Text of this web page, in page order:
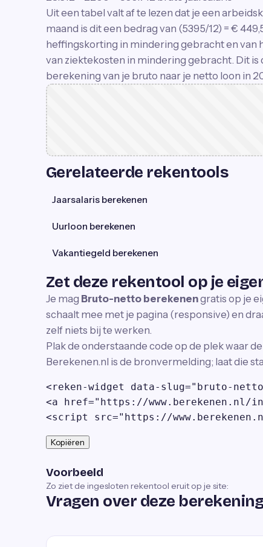
Uit een tabel valt af te lezen dat je een
maand is dit een bedrag van (5395/12) = €
heffingskorting in mindering gebracht en van
van ziektekosten in mindering gebracht. Dit is
berekening van je bruto naar je netto loon in
Gerelateerde rekentools
Jaarsalaris berekenen
Uurloon berekenen
Vakantiegeld berekenen
Zet deze rekentool op je
Je mag Bruto-netto berekenengratis op je
schaalt mee met je pagina (responsive) en
zelf niets bij te werken.
Plak de onderstaande code op de plek waar
Berekenen.nl is de bronvermelding; laat die
<reken-widget data-slug="bruto-
<a href="https://www.berekenen.nl/
<script src="https://
Kopiëren
Voorbeeld
Zo ziet de ingesloten rekentool eruit op je site:
Vragen over deze